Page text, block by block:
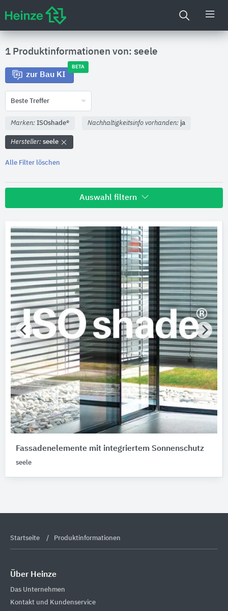
1 Produktinformationen von: seele
zur Bau KI
BETA
Beste Treffer
Marken: ISOshade® Nachhaltigkeitsinfo vorhanden: ja
Hersteller: seele
Alle Filter löschen
Auswahl filtern
seele
Marken
ISOshade®
Nachhaltigkeit
Nachhaltigkeitsinfo vorhanden
Merkmale / Eigenschaften
Bitte auswählen
Produktkategorie
Antriebe 1
Außenwandbekleidungssysteme
Fühler 1
Funktionsgläser
Jalousien
Fassadenelemente mit integriertem Sonnenschutz
seele
Startseite Produktinformationen
Über Heinze
Das Unternehmen
Kontakt und Kundenservice